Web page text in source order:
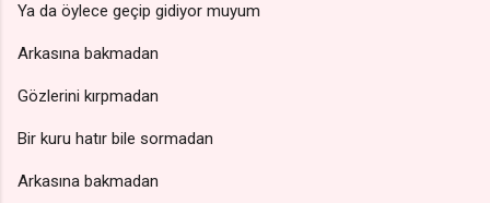
Ya da öylece geçip gidiyor muyum
Arkasına bakmadan
Gözlerini kırpmadan
Bir kuru hatır bile sormadan
Arkasına bakmadan